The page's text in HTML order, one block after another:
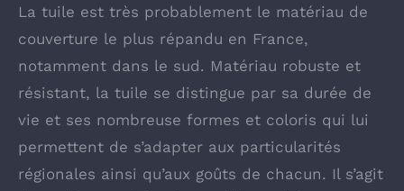
La tuile est très probablement le matériau de
couverture le plus répandu en France,
notamment dans le sud. Matériau robuste et
résistant, la tuile se distingue par sa durée de
vie et ses nombreuse formes et coloris qui lui
permettent de s’adapter aux particularités
régionales ainsi qu’aux goûts de chacun. Il s’agit